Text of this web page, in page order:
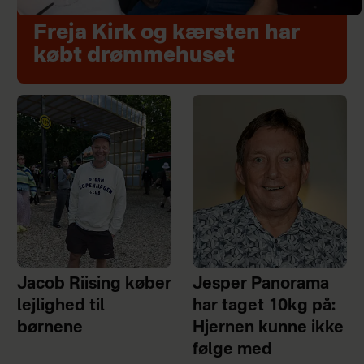
Freja Kirk og kærsten har
købt drømmehuset
Jacob Riising køber
lejlighed til
børnene
Jesper Panorama
har taget 10kg på:
Hjernen kunne ikke
følge med